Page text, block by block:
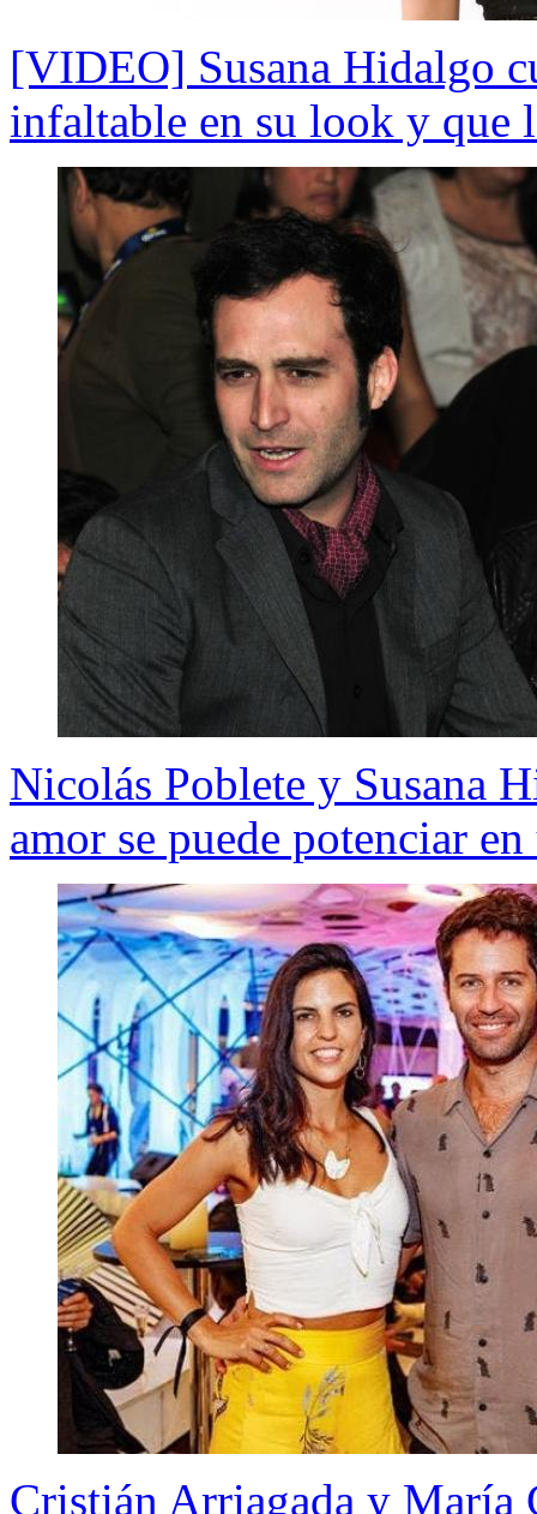
[VIDEO] Susana Hidalgo
infaltable en su look y que
Nicolás Poblete y Susana
amor se puede potenciar
Cristián Arriagada y María